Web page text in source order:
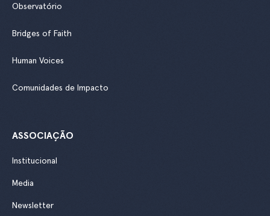
Observatório
Bridges of Faith
Human Voices
Comunidades de Impacto
ASSOCIAÇÃO
Institucional
Media
Newsletter